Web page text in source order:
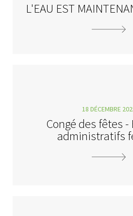
L'EAU EST
18 DÉCEMBRE
Congé des fêtes
administratifs